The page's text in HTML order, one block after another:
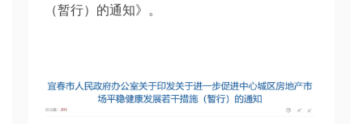
（暂行）的通知》。